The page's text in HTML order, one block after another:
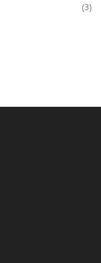
(3)